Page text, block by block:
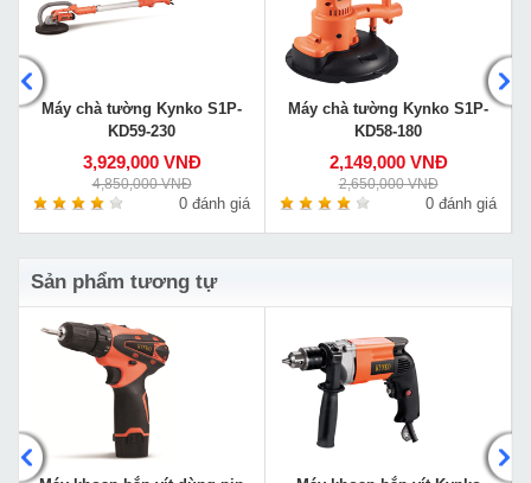
Máy chà tường Kynko S1P-
KD59-230
3,929,000 VNĐ
4,850,000 VNĐ
0 đánh giá
Máy chà tường Kynko S1P-
KD58-180
2,149,000 VNĐ
2,650,000 VNĐ
0 đánh giá
Sản phẩm tương tự